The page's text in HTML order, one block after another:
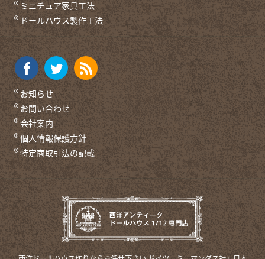
ミニチュア家具工法
ドールハウス製作工法
お知らせ
お問い合わせ
会社案内
個人情報保護方針
特定商取引法の記載